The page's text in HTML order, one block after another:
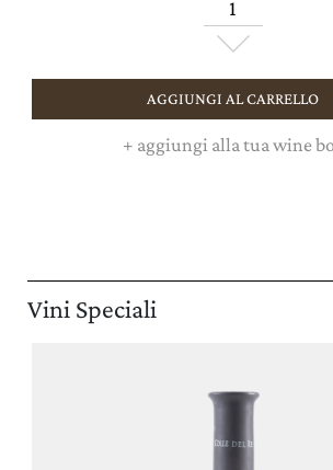
AGGIUNGI AL CARRELLO
+ aggiungi alla tua wine
Vini Speciali